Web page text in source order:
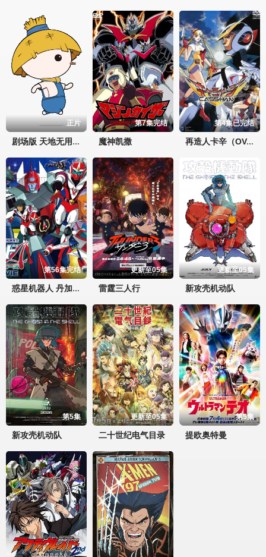
正片
剧场版 天地无用！in LOVE2：遥远的思念
第7集完结
魔神凯撒
第4集已完结
再造人卡辛（OVA）
第56集完结
惑星机器人 丹加德A
更新至05集
雷霆三人行
更新至05集
新攻壳机动队
第5集
新攻壳机动队
更新至05集
二十世纪电气目录
第5集
提欧奥特曼